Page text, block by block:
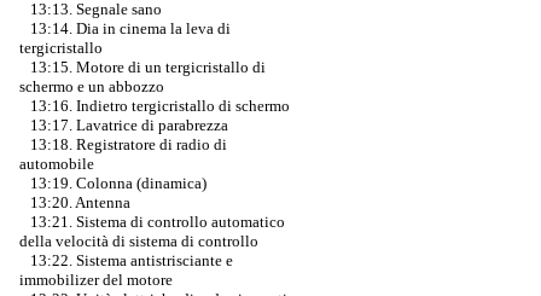
13:13. Segnale sano
13:14. Dia in cinema la leva di
tergicristallo
13:15. Motore di un tergicristallo di
schermo e un abbozzo
13:16. Indietro tergicristallo di schermo
13:17. Lavatrice di parabrezza
13:18. Registratore di radio di
automobile
13:19. Colonna (dinamica)
13:20. Antenna
13:21. Sistema di controllo automatico
della velocità di sistema di controllo
13:22. Sistema antistrisciante e
immobilizer del motore